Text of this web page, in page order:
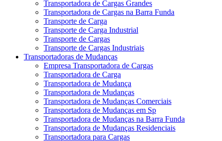
Transportadora de Cargas Grandes
Transportadora de Cargas na Barra Funda
Transporte de Carga
Transporte de Carga Industrial
Transporte de Cargas
Transporte de Cargas Industriais
Transportadoras de Mudanças
Empresa Transportadora de Cargas
Transportadora de Carga
Transportadora de Mudança
Transportadora de Mudanças
Transportadora de Mudanças Comerciais
Transportadora de Mudanças em Sp
Transportadora de Mudanças na Barra Funda
Transportadora de Mudanças Residenciais
Transportadora para Cargas